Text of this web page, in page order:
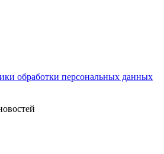
обработки персональных данных